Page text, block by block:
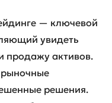
— ключевой
увидеть
продажу активов.
рыночные
решения.